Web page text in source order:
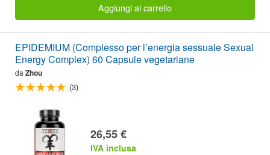
Aggiungi al carrello
EPIDEMIUM (Complesso per l’energia sessuale Sexual
Energy Complex) 60 Capsule vegetariane
da Zhou
(3)
26,55 €
IVA inclusa